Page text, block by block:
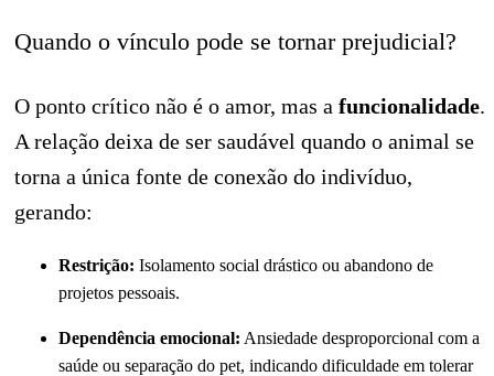
Quando o vínculo pode se tornar prejudicial?
O ponto crítico não é o amor, mas a funcionalidade.
A relação deixa de ser saudável quando o animal se
torna a única fonte de conexão do indivíduo,
gerando:
Restrição: Isolamento social drástico ou abandono de
projetos pessoais.
Dependência emocional: Ansiedade desproporcional com a
saúde ou separação do pet, indicando dificuldade em tolerar